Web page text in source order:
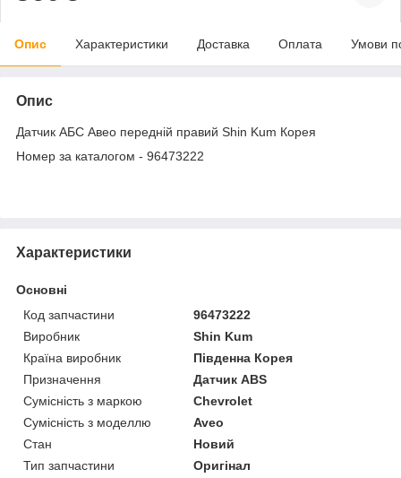
Опис Характеристики Доставка Оплата Умови
Опис
Датчик АБС Авео передній правий Shin Kum Корея
Номер за каталогом - 96473222
Характеристики
Основні
Код запчастини
96473222
Виробник
Shin Kum
Країна виробник
Південна Корея
Призначення
Датчик ABS
Сумісність з маркою
Chevrolet
Сумісність з моделлю
Aveo
Стан
Новий
Тип запчастини
Оригінал